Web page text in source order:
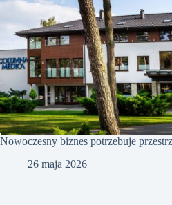
Nowoczesny biznes potrzebuje
26 maja 2026